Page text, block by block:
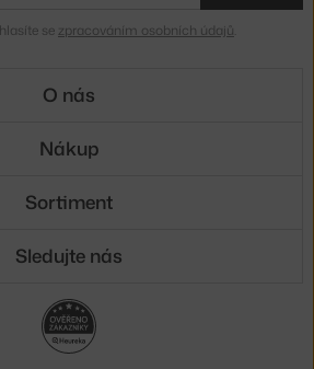
se zpracováním osobních údajů
O nás
Nákup
Sortiment
Sledujte nás